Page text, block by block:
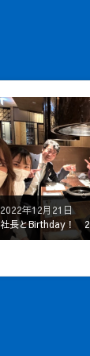
2022年12月21日
社長とBirthday！